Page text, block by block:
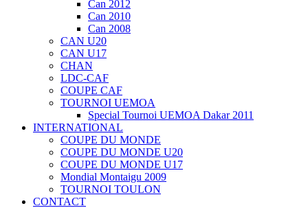
Can 2012
Can 2010
Can 2008
CAN U20
CAN U17
CHAN
LDC-CAF
COUPE CAF
TOURNOI UEMOA
Special Tournoi UEMOA Dakar 2011
INTERNATIONAL
COUPE DU MONDE
COUPE DU MONDE U20
COUPE DU MONDE U17
Mondial Montaigu 2009
TOURNOI TOULON
CONTACT